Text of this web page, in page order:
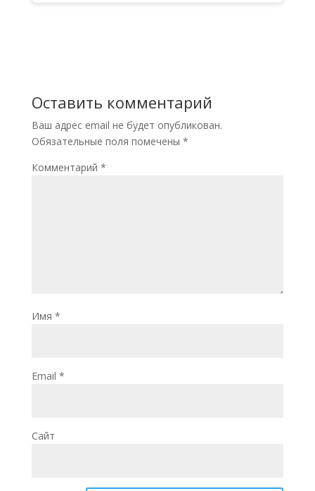
Оставить комментарий
Ваш адрес email не будет опубликован.
Обязательные поля помечены *
Комментарий *
Имя *
Email *
Сайт